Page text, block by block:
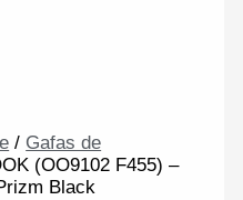
/ Gafas de
(OO9102 F455) –
Black